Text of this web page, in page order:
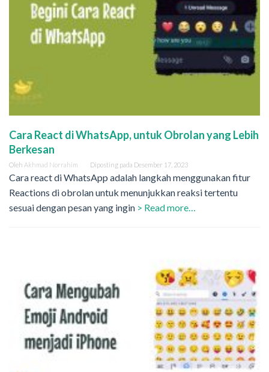
Cara React di WhatsApp, untuk Obrolan yang Lebih
Berkesan
Oleh Akhmad Norrahim Diposting pada Desember 17, 2023
Cara react di WhatsApp adalah langkah menggunakan fitur
Reactions di obrolan untuk menunjukkan reaksi tertentu
sesuai dengan pesan yang ingin > Read more…